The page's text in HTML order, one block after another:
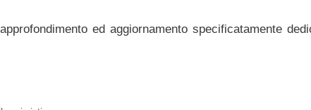
ed aggiornamento specificatamente